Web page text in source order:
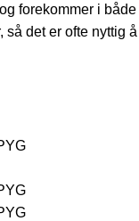
forekommer i både
det er ofte nyttig å